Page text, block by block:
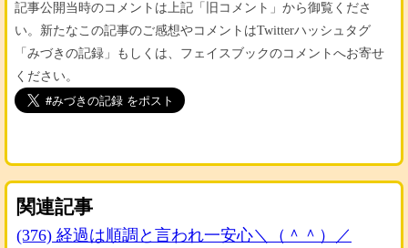
記事公開当時のコメントは上記「旧コメント」から御覧くださ
い。新たなこの記事のご感想やコメントはTwitterハッシュタグ
「みづきの記録」もしくは、フェイスブックのコメントへお寄せ
ください。
関連記事
(376) 経過は順調と言われ一安心＼（＾＾）／